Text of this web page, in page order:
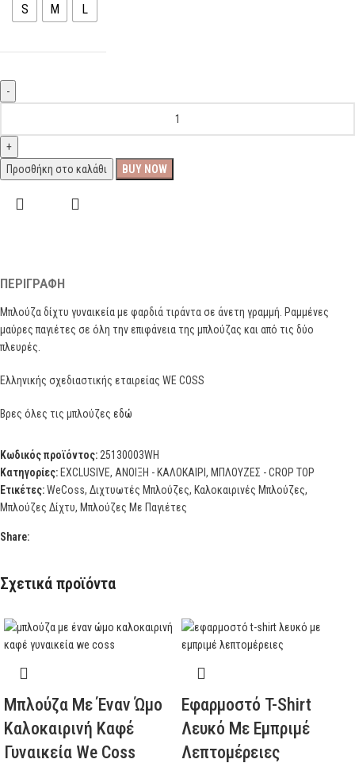
S M L
Προσθήκη στο καλάθι BUY NOW
ΠΕΡΙΓΡΑΦΉ
Μπλούζα δίχτυ γυναικεία με φαρδιά τιράντα σε άνετη γραμμή. Ραμμένες
μαύρες παγιέτες σε όλη την επιφάνεια της μπλούζας και από τις δύο
πλευρές.
Ελληνικής σχεδιαστικής εταιρείας WE COSS
Βρες όλες τις μπλούζες εδώ
Κωδικός προϊόντος:25130003WH
Κατηγορίες: EXCLUSIVE, ΑΝΟΙΞΗ - ΚΑΛΟΚΑΙΡΙ , ΜΠΛΟΥΖΕΣ - CROP TOP
Ετικέτες:WeCoss, Διχτυωτές Μπλούζες, Καλοκαιρινές Μπλούζες,
Μπλούζες Δίχτυ, Μπλούζες Με Παγιέτες
Share:
Σχετικά προϊόντα
Μπλούζα Με Έναν Ώμο
Καλοκαιρινή Καφέ
Γυναικεία We Coss
Εφαρμοστό T-Shirt
Λευκό Με Εμπριμέ
Λεπτομέρειες